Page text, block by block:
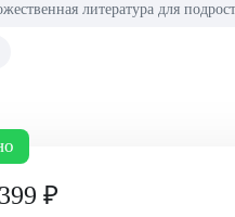
литература для
₽